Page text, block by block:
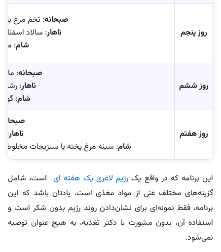
روز پنجم
صبحانه: تخم مرغ با
ناهار: سالاد
شام:
روز ششم
صبحانه:
ناهار:
شام:
روز هفتم
صبحانه
ناهار:
شام: سینه مرغ پخته با سبزیجات مخلوط
این برنامه که در واقع یک رژیم لاغری یک هفته ای است، شامل
گزینه‌های مختلف غنی از مواد مغذی است. یادتان باشد که این
برنامه، فقط نمونه‌ای برای نشان‌دادن روند رژیم بدون شکر است و
استفاده آن، بدون مشورت با دکتر تغذیه، به هیچ عنوان توصیه
نمی‌شود.